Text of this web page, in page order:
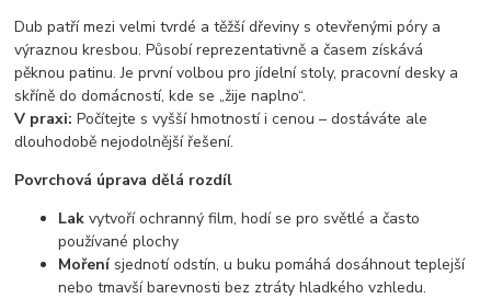
Dub patří mezi velmi tvrdé a těžší dřeviny s otevřenými póry a
výraznou kresbou. Působí reprezentativně a časem získává
pěknou patinu. Je první volbou pro jídelní stoly, pracovní desky a
skříně do domácností, kde se „žije naplno“.
V praxi: Počítejte s vyšší hmotností i cenou – dostáváte ale
dlouhodobě nejodolnější řešení.
Povrchová úprava dělá rozdíl
Lak vytvoří ochranný film, hodí se pro světlé a často
používané plochy
Mořenísjednotí odstín, u buku pomáhá dosáhnout teplejší
nebo tmavší barevnosti bez ztráty hladkého vzhledu.